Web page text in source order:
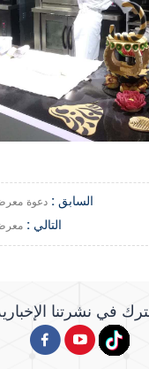
السابق : دعوة معرض
التالي : معرض
في نشرتنا